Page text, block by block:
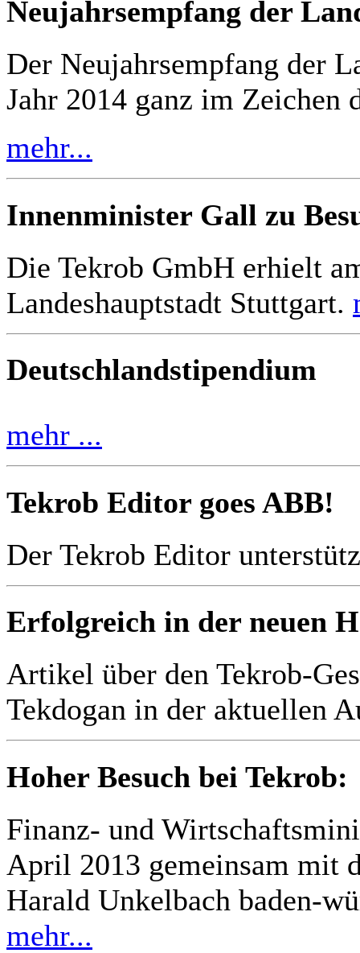
Neujahrsempfang der
Der Neujahrsempfang der
Jahr 2014 ganz im Zeichen
mehr...
Innenminister Gall zu
Die Tekrob GmbH erhielt
Landeshauptstadt Stuttgart.
Deutschlandstipendium
mehr ...
Tekrob Editor goes ABB!
Der Tekrob Editor
Erfolgreich in der neuen
Artikel über den Tekrob-
Tekdogan in der aktuellen
Hoher Besuch bei Tekrob:
Finanz- und
April 2013 gemeinsam mit
Harald Unkelbach baden-
mehr...